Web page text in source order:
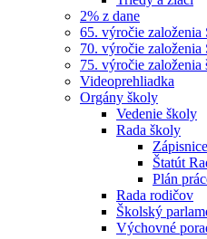
2% z dane
65. výročie založenia
70. výročie založenia
75. výročie založenia
Videoprehliadka
Orgány školy
Vedenie školy
Rada školy
Štatút
Plán
Rada rodičov
Školský
Výchovné